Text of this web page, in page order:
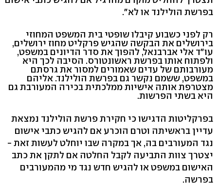
בפרשת הולילנד או לא".
רק לפני כשבוע קיבלו שופטי בית המשפט המחוזי
בירושלים את הבקשה שהגיש פרקליט מחוז ירושלים,
עו"ד אלי אברבנאל, להפוך את סדר הדיונים במשפט,
ולפתוח אותו בפרשת ראשונטורס. הסיבה לכך היא
מעורבותם של עדים שאמורים למסור את גרסתם
במשפט, ששמם נקשר גם בפרשת הולילנד. אליהם
מצטרפת אותה אישיות ממלכתית בכירה המעורבת גם
היא בשתי הפרשות.
בפרקליטות הדגישו כי חקירת פרשת הולילנד נמצאת
עדיין בראשיתה וטרם הוכרע אם להגיש כתבי אישום
נגד המעורבים בה, אך במקרה שבו יוחלט לעשות זאת -
יצטרך צוות התביעה לקבל החלטה אם לתקן את כתב
האישום במשפט או להגיש חדש נגד מי מהמעורבים
בפרשה.